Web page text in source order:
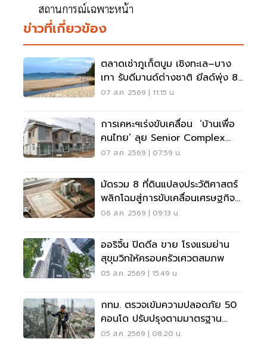
สถานการณ์เฉพาะหน้า
ข่าวที่เกี่ยวข้อง
ตลาดเช่าภูเก็ตบูม เชิงทะเล–บาง
เทา รับดีมานด์ต่างชาติ ยีลด์พุ่ง 8-
12%
07 ส.ค. 2569 | 11:15 น.
การเคหะฯเร่งขับเคลื่อน ‘บ้านเพื่อ
คนไทย’ ลุย Senior Complex
ฟื้นฟูเมือง
07 ส.ค. 2569 | 07:59 น.
มัดรวม 8 ที่ดินแปลงประวัติศาสตร์
พลิกโฉมสู่การขับเคลื่อนเศรษฐกิจ
เมือง
06 ส.ค. 2569 | 09:13 น.
ออริจิ้น ปิดดีล ขาย โรงแรมย่าน
สุขุมวิทให้ครอบครัวเศวตสมภพ
05 ส.ค. 2569 | 15:49 น.
กทม. ตรวจเข้มความปลอดภัย 50
คอนโด ปรับปรุงตามมาตรฐาน
เคร่งครัด
05 ส.ค. 2569 | 08:20 น.